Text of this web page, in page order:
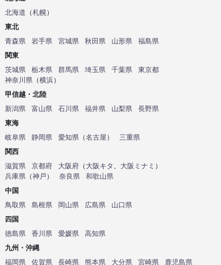
北海道 （札幌）
東北
青森県
岩手県 宮城県 秋田県 山形県
福島県
関東
茨城県
栃木県 群馬県 埼玉県 千葉県
東京都
神奈川県 （横浜）
甲信越・北陸
新潟県
富山県 石川県 福井県 山梨県
長野県
東海
岐阜県
静岡県 愛知県 （名古屋）
三重県
関西
滋賀県
京都府 大阪府 （大阪キタ 大阪ミナミ ）
兵庫県 （神戸） 奈良県
和歌山県
中国
鳥取県
島根県 岡山県 広島県
山口県
四国
徳島県
香川県 愛媛県
高知県
九州・沖縄
福岡県
佐賀県 長崎県 熊本県 大分県 宮崎県 鹿児島県